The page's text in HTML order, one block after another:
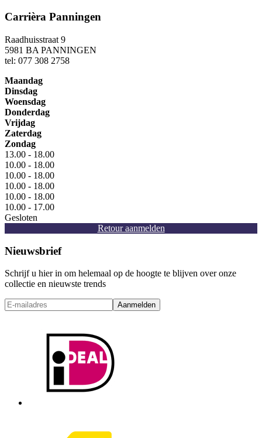
Carrièra Panningen
Raadhuisstraat 9
5981 BA PANNINGEN
tel: 077 308 2758
Maandag
Dinsdag
Woensdag
Donderdag
Vrijdag
Zaterdag
Zondag
13.00 - 18.00
10.00 - 18.00
10.00 - 18.00
10.00 - 18.00
10.00 - 18.00
10.00 - 17.00
Gesloten
Retour aanmelden
Nieuwsbrief
Schrijf u hier in om helemaal op de hoogte te blijven over onze
collectie en nieuwste trends
Aanmelden